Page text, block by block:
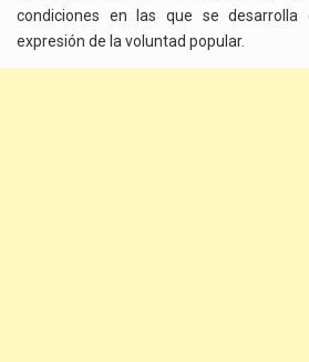
condiciones en las que se
expresión de la voluntad popular.